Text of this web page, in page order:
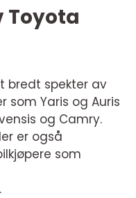
Toyota
bredt spekter av
som Yaris og Auris
og Camry.
er også
som